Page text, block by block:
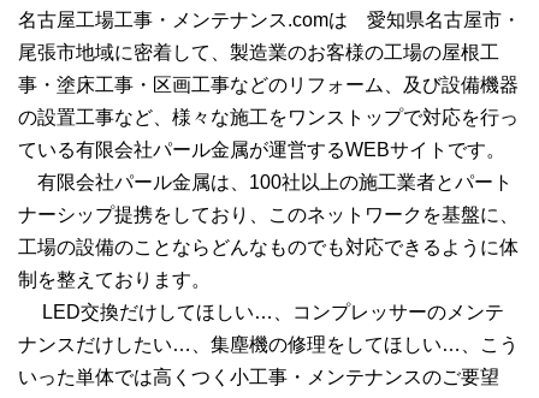
名古屋工場工事・メンテナンス.comは 愛知県名古屋市・
尾張市地域に密着して、製造業のお客様の工場の屋根工
事・塗床工事・区画工事などのリフォーム、及び設備機器
の設置工事など、様々な施工をワンストップで対応を行っ
ている有限会社パール金属が運営するWEBサイトです。
有限会社パール金属は、100社以上の施工業者とパート
ナーシップ提携をしており、このネットワークを基盤に、
工場の設備のことならどんなものでも対応できるように体
制を整えております。
LED交換だけしてほしい…、コンプレッサーのメンテ
ナンスだけしたい…、集塵機の修理をしてほしい…、こう
いった単体では高くつく小工事・メンテナンスのご要望